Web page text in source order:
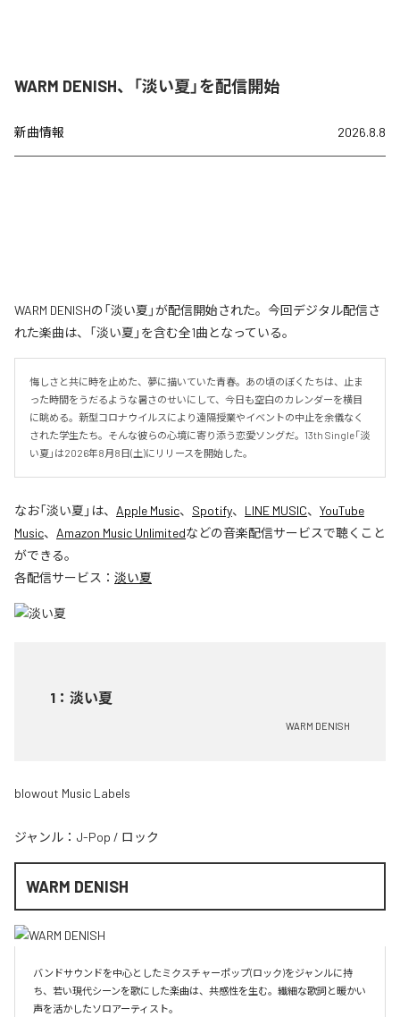
WARM DENISH、「淡い夏」を配信開始
新曲情報 2026.8.8
WARM DENISHの「淡い夏」が配信開始された。今回デジタル配信さ
れた楽曲は、「淡い夏」を含む全1曲となっている。
悔しさと共に時を止めた、夢に描いていた青春。あの頃のぼくたちは、止ま
った時間をうだるような暑さのせいにして、今日も空白のカレンダーを横目
に眺める。新型コロナウイルスにより遠隔授業やイベントの中止を余儀なく
された学生たち。そんな彼らの心境に寄り添う恋愛ソングだ。13th Single「淡
い夏」は2026年8月8日(土)にリリースを開始した。
なお「淡い夏 」は、 Apple Music、 Spotify、 LINE MUSIC、 YouTube
Music、 Amazon Music Unlimitedなどの音楽配信サービスで聴くこと
ができる。
各配信サービス： 淡い夏
1 ： 淡い夏
WARM DENISH
blowout Music Labels
ジャンル： J-Pop / ロック
WARM DENISH
バンドサウンドを中心としたミクスチャーポップ(ロック)をジャンルに持
ち、若い現代シーンを歌にした楽曲は、共感性を生む。繊細な歌詞と暖かい
声を活かしたソロアーティスト。